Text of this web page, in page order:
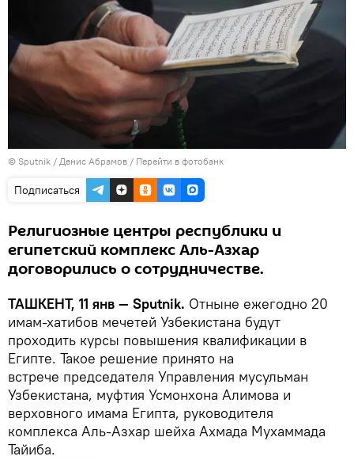
© Sputnik / Денис Абрамов / Перейти в фотобанк
Подписаться
Религиозные центры республики и
египетский комплекс Аль-Азхар
договорились о сотрудничестве.
ТАШКЕНТ, 11 янв — Sputnik. Отныне ежегодно 20
имам-хатибов мечетей Узбекистана будут
проходить курсы повышения квалификации в
Египте. Такое решение принято на
встрече председателя Управления мусульман
Узбекистана, муфтия Усмонхона Алимова и
верховного имама Египта, руководителя
комплекса Аль-Азхар шейха Ахмада Мухаммада
Тайиба.